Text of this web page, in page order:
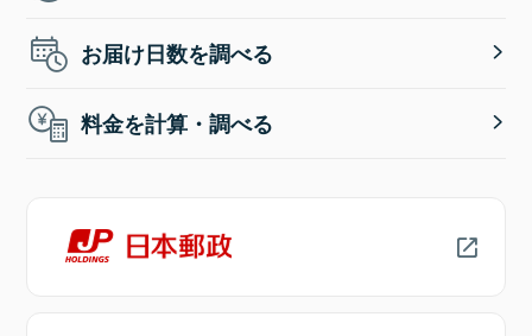
お届け日数を調べる
料金を計算・調べる